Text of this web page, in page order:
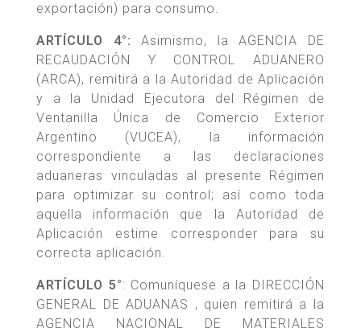
exportación) para consumo.
ARTÍCULO 4°: Asimismo, la AGENCIA DE
RECAUDACIÓN Y CONTROL ADUANERO
(ARCA), remitirá a la Autoridad de Aplicación
y a la Unidad Ejecutora del Régimen de
Ventanilla Única de Comercio Exterior
Argentino (VUCEA), la información
correspondiente a las declaraciones
aduaneras vinculadas al presente Régimen
para optimizar su control; así como toda
aquella información que la Autoridad de
Aplicación estime corresponder para su
correcta aplicación.
ARTÍCULO 5°: Comuníquese a la DIRECCIÓN
GENERAL DE ADUANAS , quien remitirá a la
AGENCIA NACIONAL DE MATERIALES